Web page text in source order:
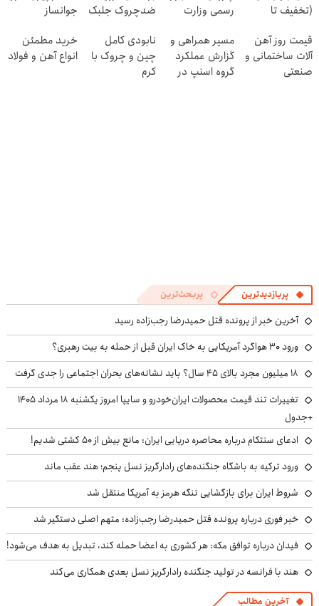
(تخفیف تا
رسمی وزارت
ضدچروک جلبک
جوانساز
قیمت روز آهن
آلات ساختمانی و
صنعتی
مسیر همراهی و
گزارش عملکرد
گروه اسنپ در
نابودی کامل
چین و چروک با
کرم
خرید مطمئن
انواع آهن و فولاد
پربازدیدترین پربحث‌ترین
آخرین خبر از پرونده قتل حمیدرضا رجب‌زاده رسید
ورود ۳۰ هواگرد آمریکایی به خاک ایران قبل از حمله به بیت رهبری؟
۱۸ میلیون مجرد بالای ۴۵ سال؟ باید نشانه‌های بحران اجتماعی را جدی گرفت
تغییرات تند قیمت محصولات ایران‌خودرو و سایپا امروز یکشنبه ۱۸ مرداد ۱۴۰۵
+جدول
ادعای سنتکام درباره محاصره دریایی ایران: مانع بیش از ۵۰ کشتی شدیم!
ورود ترکیه به باشگاه جنگنده‌های رادارگریز نسل پنجم؛ هند عقب ماند
شروط ایران برای بازگشایی تنگه هرمز به آمریکا منتقل شد
خبر فوری درباره پرونده قتل حمیدرضا رجب‌زاده: متهم اصلی دستگیر شد
فیدان درباره توافق مکه: هر کشوری به اعضا حمله کند، تبدیل به هدف می‌شود!
هند با فرانسه در تولید جنگنده رادارگریز نسل بعدی همکاری می‌کند
آخرین مطالب